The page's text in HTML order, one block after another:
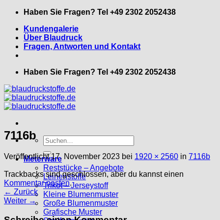
Zum
springen
Haben Sie Fragen? Tel +49 2302 2052438
Kundengalerie
Über Blaudruck
Fragen, Antworten und Kontakt
Haben Sie Fragen? Tel +49 2302 2052438
Suche
nach:
Meterware
Reststücke – Angebote
Leinenstoffe
Trikot – Jerseystoff
Kleine Blumenmuster
Große Blumenmuster
Grafische Muster
7116b
Veröffentlicht17. November 2023 bei 1920 × 2560 in 7116b
Trackbacks sind geschlossen, aber du kannst einen
Kommentar posten.
← Zurück
Weiter →